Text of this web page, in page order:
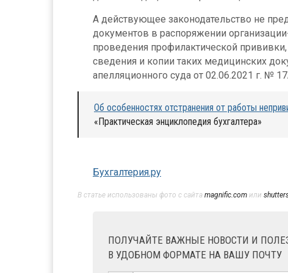
А действующее законодательство не
документов в распоряжении
проведения профилактической
сведения и копии таких медицинских
апелляционного суда от 02.06.2021 г. №
Об особенностях отстранения от работы
«Практическая энциклопедия бухгалтера»
Бухгалтерия.ру
В статье использованы фото с сайта magnific.com или
ПОЛУЧАЙТЕ ВАЖНЫЕ НОВОСТИ И
В УДОБНОМ ФОРМАТЕ НА ВАШУ ПОЧТУ